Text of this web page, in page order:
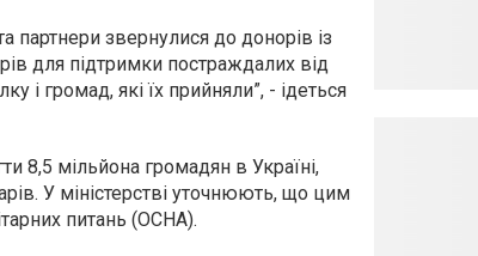
партнери звернулися до донорів із
для підтримки постраждалих від
і громад, які їх прийняли”, - ідеться
8,5 мільйона громадян в Україні,
У міністерстві уточнюють, що цим
питань (OCHA).